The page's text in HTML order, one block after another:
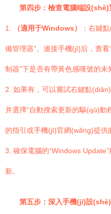
第四步：檢查電腦端設
1. （適用于Windows） ：右鍵
備管理器”。連接手機(jī)后，查
制器”下是否有帶黃色感嘆號的未
2. 如果有，可以嘗試右鍵點
并選擇“自動搜索更新的驅(qū)動
的指引或手機(jī)官網(wǎng)提供
3. 確保電腦的“Windows
新。
第五步：深入手機(jī)設